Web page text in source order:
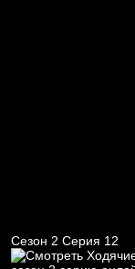
Сезон 2 Серия 12